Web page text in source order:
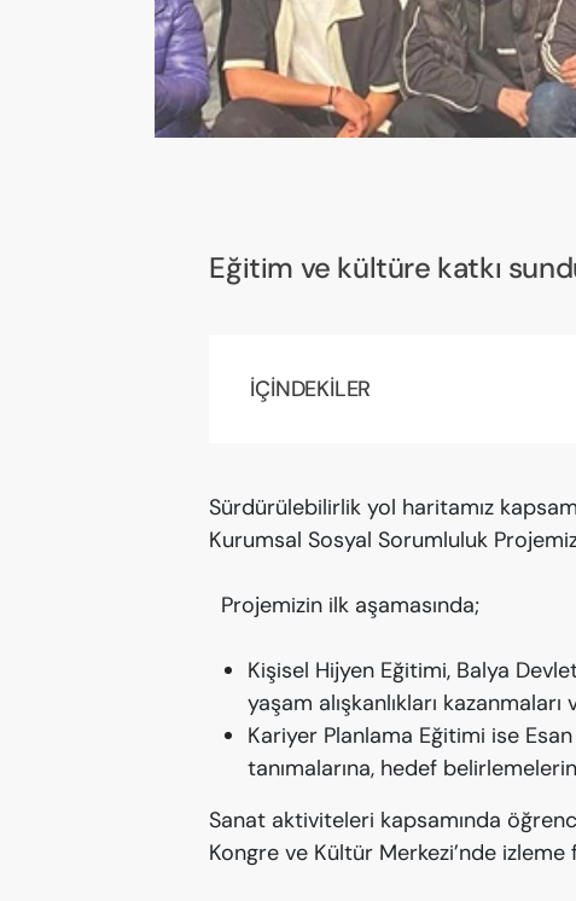
Eğitim ve kültüre katkı
İÇİNDEKİLER
Sürdürülebilirlik yol haritamız
Kurumsal Sosyal Sorumluluk
Projemizin ilk aşamasında;
Kişisel Hijyen Eğitimi, Balya
yaşam alışkanlıkları
Kariyer Planlama Eğitimi ise
tanımalarına, hedef
Sanat aktiviteleri kapsamında
Kongre ve Kültür Merkezi’nde izleme